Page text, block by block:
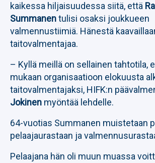
kaikessa hiljaisuudessa siitä, että
Summanentulisi osaksi joukkueen
valmennustiimiä. Hänestä
taitovalmentajaa.
– Kyllä meillä on sellainen tahtotila,
mukaan organisaatioon elokuusta
taitovalmentajaksi, HIFK:n
Jokinen myöntää lehdelle.
64-vuotias Summanen muistetaan
pelaajaurastaan ja
Pelaajana hän oli muun muassa